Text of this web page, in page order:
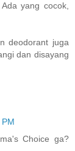
yang cocok,
deodorant juga
dan disayang
Choice ga?